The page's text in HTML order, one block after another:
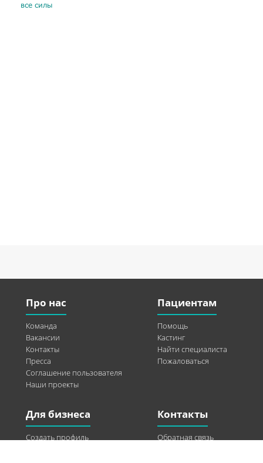
все силы
Про нас
Команда
Вакансии
Контакты
Пресса
Соглашение пользователя
Наши проекты
Пациентам
Помощь
Кастинг
Найти специалиста
Пожаловаться
Для бизнеса
Создать профиль
Контакты
Обратная связь